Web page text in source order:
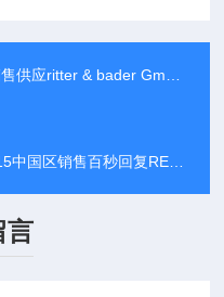
GmbH冷却单元RB05-XXX，百秒回复报
复REGO-FIX AG工装夹具ER11M，原装可靠
言